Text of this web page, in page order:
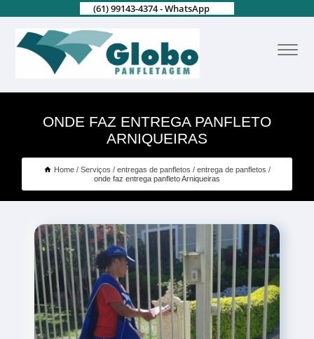
(61) 99143-4374 - WhatsApp
ONDE FAZ ENTREGA PANFLETO
ARNIQUEIRAS
Home Serviços entregas de panfletos
entrega de panfletos
onde faz entrega panfleto Arniqueiras